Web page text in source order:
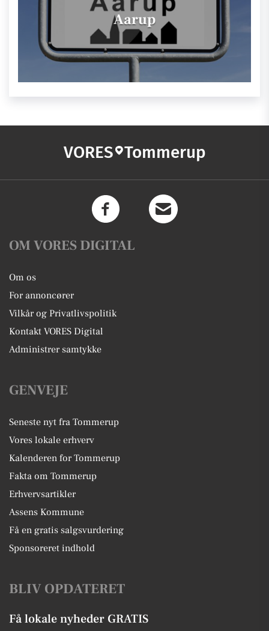
Aarup
VORES Tommerup
OM VORES DIGITAL
Om os
For annoncører
Vilkår og Privatlivspolitik
Kontakt VORES Digital
Administrer samtykke
GENVEJE
Seneste nyt fra Tommerup
Vores lokale erhverv
Kalenderen for Tommerup
Fakta om Tommerup
Erhvervsartikler
Assens Kommune
Få en gratis salgsvurdering
Sponsoreret indhold
BLIV OPDATERET
Få lokale nyheder GRATIS